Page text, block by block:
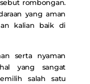
rombongan.
yang aman
kalian baik di
serta nyaman
yang sangat
salah satu